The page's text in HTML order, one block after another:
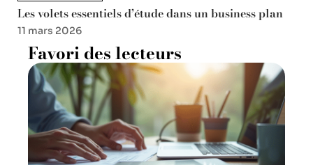
Les volets essentiels d’étude dans un business plan
11 mars 2026
Favori des lecteurs